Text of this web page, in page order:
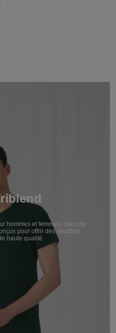
hommes et femmes, issus de
pour offrir des résultats
haute qualité.